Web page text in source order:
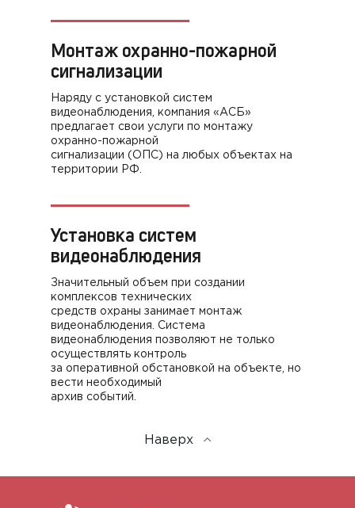
Монтаж охранно-пожарной
сигнализации
Наряду с установкой систем
видеонаблюдения, компания «АСБ»
предлагает свои услуги по монтажу
охранно-пожарной
сигнализации (ОПС) на любых объектах на
территории РФ.
Установка систем
видеонаблюдения
Значительный объем при создании
комплексов технических
средств охраны занимает монтаж
видеонаблюдения. Система
видеонаблюдения позволяют не только
осуществлять контроль
за оперативной обстановкой на объекте, но
вести необходимый
архив событий.
Наверх